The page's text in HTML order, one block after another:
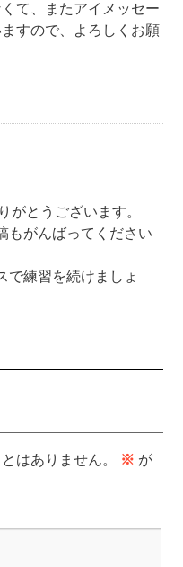
て、またアイメッセー
すので、よろしくお願
とうございます。
もがんばってください
で練習を続けましょ
はありません。 ※ が